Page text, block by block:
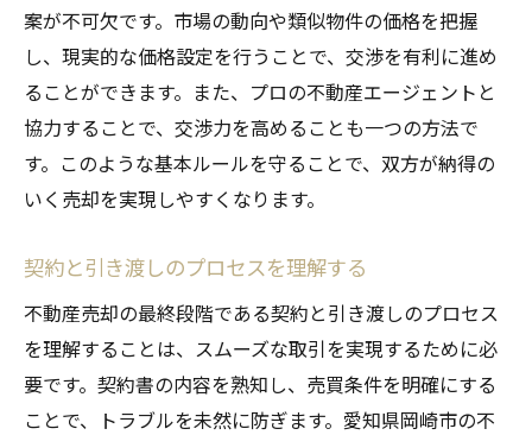
案が不可欠です。市場の動向や類似物件の価格を把握
し、現実的な価格設定を行うことで、交渉を有利に進め
ることができます。また、プロの不動産エージェントと
協力することで、交渉力を高めることも一つの方法で
す。このような基本ルールを守ることで、双方が納得の
いく売却を実現しやすくなります。
契約と引き渡しのプロセスを理解する
不動産売却の最終段階である契約と引き渡しのプロセス
を理解することは、スムーズな取引を実現するために必
要です。契約書の内容を熟知し、売買条件を明確にする
ことで、トラブルを未然に防ぎます。愛知県岡崎市の不